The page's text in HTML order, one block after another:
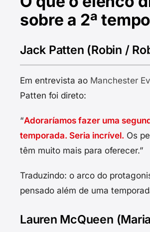
sobre a 2ª
Jack Patten (Robin /
Em entrevista ao Manchester
Patten foi direto:
“Adoraríamos fazer uma
temporada. Seria incrível. Os
têm muito mais para oferecer.”
Traduzindo: o arco do
pensado além de uma
Lauren McQueen